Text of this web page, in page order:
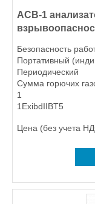
АСВ-1
Безопасность
Портативный
Периодический
Сумма горючих
1
1ExibdIIBT5
Цена (без учета